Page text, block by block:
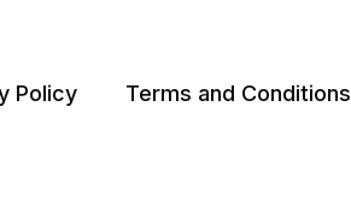
Policy Terms and Conditions